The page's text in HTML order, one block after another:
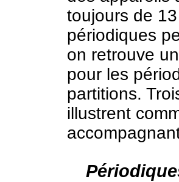
toujours de
périodiques
on retrouve
pour les
partitions.
illustrent